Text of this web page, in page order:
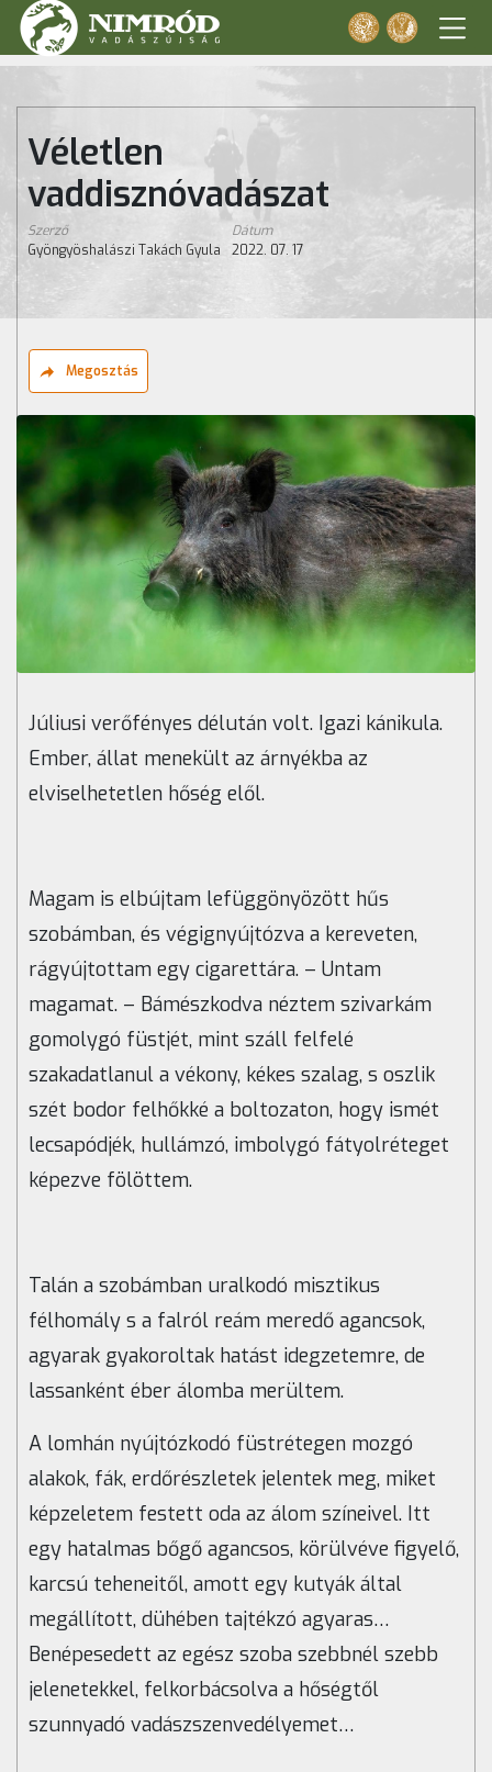
Véletlen
vaddisznóvadászat
Szerző
Gyöngyöshalászi Takách Gyula
Dátum
2022. 07. 17
Megosztás
Júliusi verőfényes délután volt. Igazi kánikula.
Ember, állat menekült az árnyékba az
elviselhetetlen hőség elől.
Magam is elbújtam lefüggönyözött hűs
szobámban, és végignyújtózva a kereveten,
rágyújtottam egy cigarettára. – Untam
magamat. – Bámészkodva néztem szivarkám
gomolygó füstjét, mint száll felfelé
szakadatlanul a vékony, kékes szalag, s oszlik
szét bodor felhőkké a boltozaton, hogy ismét
lecsapódjék, hullámzó, imbolygó fátyolréteget
képezve fölöttem.
Talán a szobámban uralkodó misztikus
félhomály s a falról reám meredő agancsok,
agyarak gyakoroltak hatást idegzetemre, de
lassanként éber álomba merültem.
A lomhán nyújtózkodó füstrétegen mozgó
alakok, fák, erdőrészletek jelentek meg, miket
képzeletem festett oda az álom színeivel. Itt
egy hatalmas bőgő agancsos, körülvéve figyelő,
karcsú teheneitől, amott egy kutyák által
megállított, dühében tajtékzó agyaras…
Benépesedett az egész szoba szebbnél szebb
jelenetekkel, felkorbácsolva a hőségtől
szunnyadó vadászszenvedélyemet…